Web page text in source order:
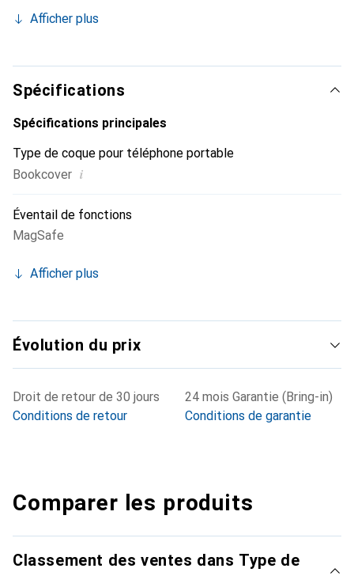
de votre smartphone. Reconnaître internationalement pour
choix sûr pour une clientèle exigeante.
Afficher plus
Spécifications
Spécifications principales
Type de coque pour téléphone portable
Bookcover i
Éventail de fonctions
MagSafe
Afficher plus
Évolution du prix
Droit de retour de 30 jours
Conditions de retour
24 mois Garantie (Bring-in)
Conditions de garantie
Comparer les produits
Classement des ventes dans Type de